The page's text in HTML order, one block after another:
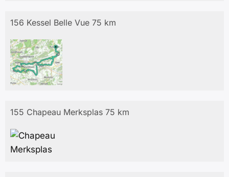
156 Kessel Belle Vue 75 km
155 Chapeau Merksplas 75 km